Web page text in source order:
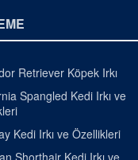
Retriever Köpek Irkı
Spangled Kedi Irkı ve
Kedi Irkı ve Özellikleri